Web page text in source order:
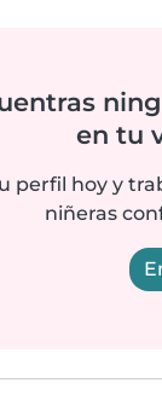
en tu
perfil hoy y
niñeras